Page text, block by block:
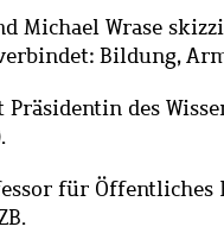
Michael Wrase
Bildung,
Präsidentin des
für Öffentliches